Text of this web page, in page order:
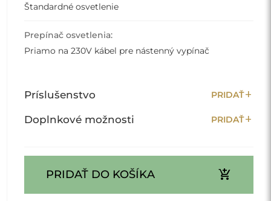
Štandardné osvetlenie
Prepínač osvetlenia:
Priamo na 230V kábel pre nástenný vypínač
Príslušenstvo PRIDAŤadd
Doplnkové možnosti PRIDAŤadd
PRIDAŤ DO KOŠÍKA add_shopping_cart